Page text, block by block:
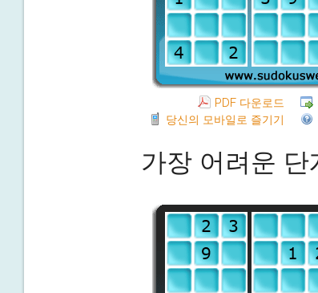
PDF 다운로드
당신의 모바일로 즐기기
가장 어려운 단